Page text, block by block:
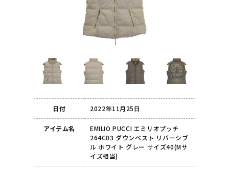
日付 2022年11月25日
アイテム名
EMILIO PUCCI エミリオプッチ
264C03 ダウンベスト リバーシブ
ル ホワイト グレー サイズ40(Mサ
イズ相当)